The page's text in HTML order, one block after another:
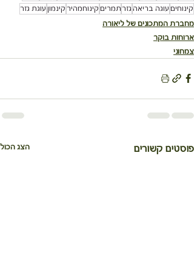
קינוחים עוגה בריאה גזרתמרים קינוחמהיר קינמון עוגת גזר
מחברת המתכונים של ליאורה
ארוחות בוקר
צמחוני
פוסטים קשורים הצג הכול